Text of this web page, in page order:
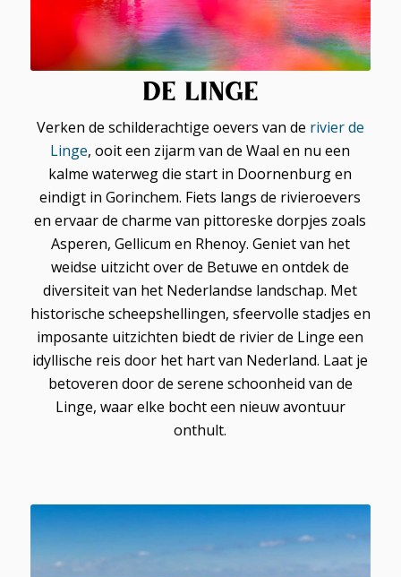
DE LINGE
Verken de schilderachtige oevers van de rivier de
Linge, ooit een zijarm van de Waal en nu een
kalme waterweg die start in Doornenburg en
eindigt in Gorinchem. Fiets langs de rivieroevers
en ervaar de charme van pittoreske dorpjes zoals
Asperen, Gellicum en Rhenoy. Geniet van het
weidse uitzicht over de Betuwe en ontdek de
diversiteit van het Nederlandse landschap. Met
historische scheepshellingen, sfeervolle stadjes en
imposante uitzichten biedt de rivier de Linge een
idyllische reis door het hart van Nederland. Laat je
betoveren door de serene schoonheid van de
Linge, waar elke bocht een nieuw avontuur
onthult.